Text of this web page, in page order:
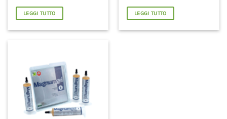
LEGGI TUTTO LEGGI TUTTO